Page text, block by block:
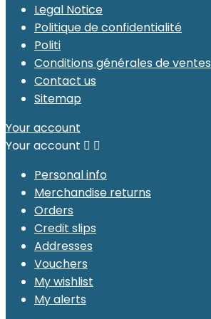
Legal Notice
Politique de confidentialité
Politi
Conditions générales de ventes
Contact us
Sitemap
Your account
Your account  
Personal info
Merchandise returns
Orders
Credit slips
Addresses
Vouchers
My wishlist
My alerts